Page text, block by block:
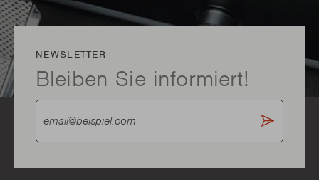
NEWSLETTER
Bleiben Sie informiert!